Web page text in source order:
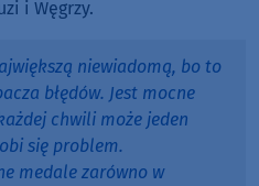
i Węgrzy.
niewiadomą, bo to
błędów. Jest mocne
chwili może jeden
się problem.
medale zarówno w